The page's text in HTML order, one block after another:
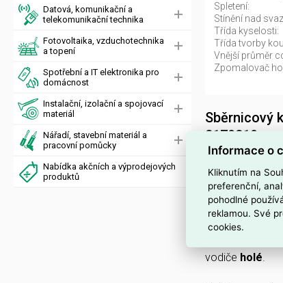
Datová, komunikační a
telekomunikační technika
Fotovoltaika, vzduchotechnika
a topení
Spotřební a IT elektronika pro
domácnost
Instalační, izolační a spojovací
materiál
Nářadí, stavební materiál a
pracovní pomůcky
Nabídka akčních a výprodejových
produktů
Spletení:
Stínění nad
Třída kyselosti:
Třída tvorby
Vnější průměr
Zpomalovač
Sběrnicový
2170219
Sběrnicový
sběrnicové
Má2 žíly
vodiče holé.
Informace o
Kliknutím na
preferenční,
pohodlné
reklamou. Své
cookies.